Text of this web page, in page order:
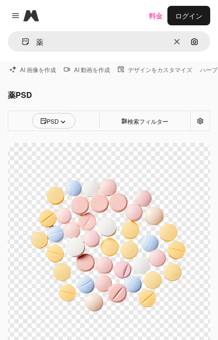
Close menu
Magnific
消去 画像で
料金 ログイン
AI 画像を作成 AI 動画を作成 デザインをカスタマイズ ハーブ
薬PSD
PSD 検索フィルター